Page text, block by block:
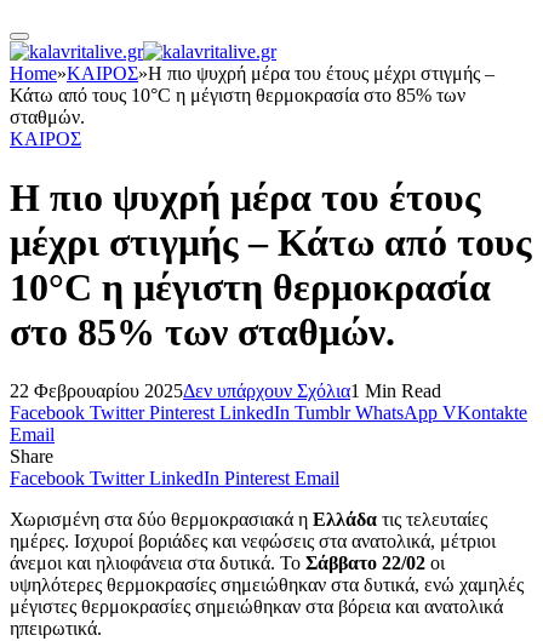
Home»ΚΑΙΡΟΣ»Η πιο ψυχρή μέρα του έτους μέχρι στιγμής –
Κάτω από τους 10°C η μέγιστη θερμοκρασία στο 85% των
σταθμών.
ΚΑΙΡΟΣ
Η πιο ψυχρή μέρα του έτους
μέχρι στιγμής – Κάτω από τους
10°C η μέγιστη θερμοκρασία
στο 85% των σταθμών.
22 Φεβρουαρίου 2025Δεν υπάρχουν Σχόλια1 Min Read
Facebook Twitter Pinterest LinkedIn Tumblr WhatsApp VKontakte
Email
Share
Facebook Twitter LinkedIn Pinterest Email
Χωρισμένη στα δύο θερμοκρασιακά η Ελλάδα τις τελευταίες
ημέρες. Ισχυροί βοριάδες και νεφώσεις στα ανατολικά, μέτριοι
άνεμοι και ηλιοφάνεια στα δυτικά. Το Σάββατο 22/02 οι
υψηλότερες θερμοκρασίες σημειώθηκαν στα δυτικά, ενώ χαμηλές
μέγιστες θερμοκρασίες σημειώθηκαν στα βόρεια και ανατολικά
ηπειρωτικά.